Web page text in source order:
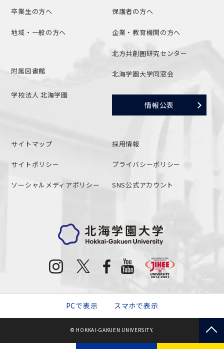
卒業生の方へ 保護者の方へ
地域・一般の方へ 企業・教育機関の方へ
附属図書館
北方共創圏研究センター
北海学園大学同窓会
学校法人 北海学園
情報公表
サイトマップ 採用情報
サイトポリシー プライバシーポリシー
ソーシャルメディアポリシー SNS公式アカウント
PCで表示 スマホで表示
© HOKKAI-GAKUEN UNIVERSITY.